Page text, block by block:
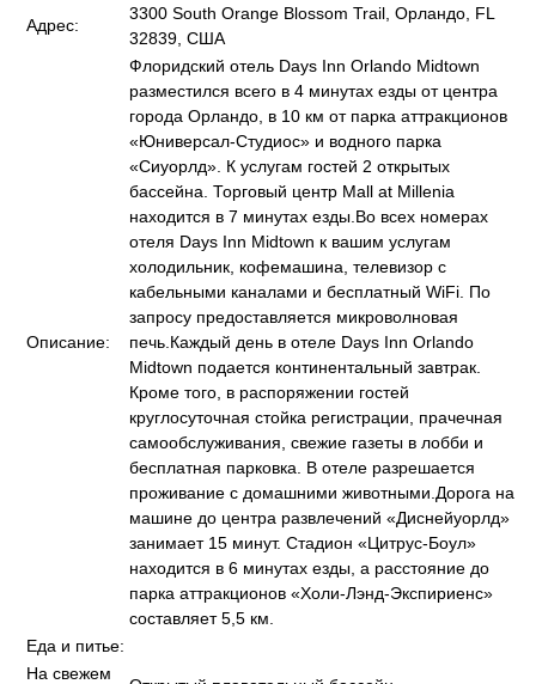
Адрес:
3300 South Orange Blossom Trail, Орландо, FL
32839, США
Описание:
Флоридский отель Days Inn Orlando Midtown
разместился всего в 4 минутах езды от центра
города Орландо, в 10 км от парка аттракционов
«Юниверсал-Студиос» и водного парка
«Сиуорлд». К услугам гостей 2 открытых
бассейна. Торговый центр Mall at Millenia
находится в 7 минутах езды.Во всех номерах
отеля Days Inn Midtown к вашим услугам
холодильник, кофемашина, телевизор с
кабельными каналами и бесплатный WiFi. По
запросу предоставляется микроволновая
печь.Каждый день в отеле Days Inn Orlando
Midtown подается континентальный завтрак.
Кроме того, в распоряжении гостей
круглосуточная стойка регистрации, прачечная
самообслуживания, свежие газеты в лобби и
бесплатная парковка. В отеле разрешается
проживание с домашними животными.Дорога на
машине до центра развлечений «Диснейуорлд»
занимает 15 минут. Стадион «Цитрус-Боул»
находится в 6 минутах езды, а расстояние до
парка аттракционов «Холи-Лэнд-Экспириенс»
составляет 5,5 км.
Еда и питье:
На свежем